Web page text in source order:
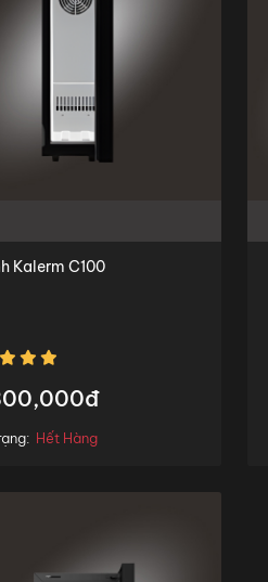
Kalerm C100
Hết Hàng